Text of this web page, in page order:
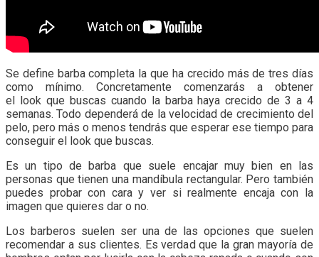
Se define barba completa la que ha crecido más de tres días
como mínimo. Concretamente comenzarás a obtener
el look que buscas cuando la barba haya crecido de 3 a 4
semanas. Todo dependerá de la velocidad de crecimiento del
pelo, pero más o menos tendrás que esperar ese tiempo para
conseguir el look que buscas.
Es un tipo de barba que suele encajar muy bien en las
personas que tienen una mandíbula rectangular. Pero también
puedes probar con cara y ver si realmente encaja con la
imagen que quieres dar o no.
Los barberos suelen ser una de las opciones que suelen
recomendar a sus clientes. Es verdad que la gran mayoría de